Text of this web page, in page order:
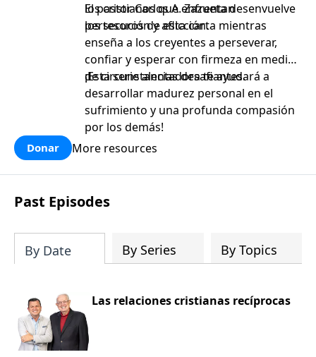
los cristianos que enfrentan
persecución y aflicción.
El pastor Carlos A. Zazueta desenvuelve
los tesoros de esta carta mientras
enseña a los creyentes a perseverar,
confiar y esperar con firmeza en medio
de circunstancias desafiantes.
¡Esta serie alentadora te ayudará a
desarrollar madurez personal en el
sufrimiento y una profunda compasión
por los demás!
Donar More resources
Past Episodes
By Date By Series By Topics
Las relaciones cristianas recíprocas